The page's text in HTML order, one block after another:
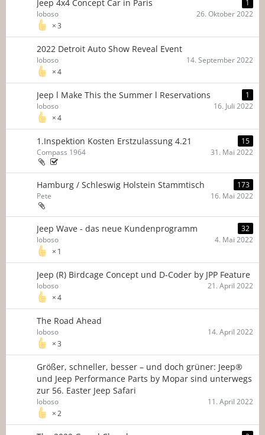
Jeep 4x4 Concept Car in Paris 1
3
loboso 26. Oktober 2022
2022 Detroit Auto Show Reveal Event
4
loboso 14. September 2022
Jeep l Make This the Summer l Reservations 1
4
loboso 16. Juli 2022
1.Inspektion Kosten Erstzulassung 4.21
15
Compass 1964
31. Mai 2022
Hamburg / Schleswig Holstein Stammtisch
173
Pete
16. Mai 2022
Jeep Wave - das neue Kundenprogramm 32
1
loboso 4. Mai 2022
Jeep (R) Birdcage Concept und D-Coder by JPP Feature
4
loboso 21. April 2022
The Road Ahead
3
loboso 14. April 2022
Größer, schneller, besser – und doch grüner: Jeep®
und Jeep Performance Parts by Mopar sind unterwegs
zur 56. Easter Jeep Safari
2
loboso 11. April 2022